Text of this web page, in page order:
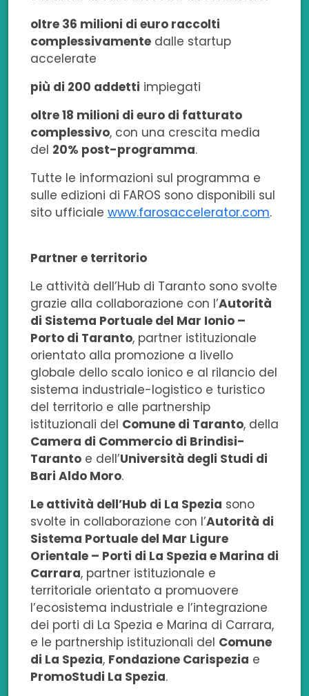
oltre 36 milioni di euro raccolti
complessivamente dalle startup
accelerate
più di 200 addetti impiegati
oltre 18 milioni di euro di fatturato
complessivo, con una crescita media
del 20% post-programma.
Tutte le informazioni sul programma e
sulle edizioni di FAROS sono disponibili sul
sito ufficiale www.farosaccelerator.com.
Partner e territorio
Le attività dell’Hub di Taranto sono svolte
grazie alla collaborazione con l’Autorità
di Sistema Portuale del Mar Ionio –
Porto di Taranto, partner istituzionale
orientato alla promozione a livello
globale dello scalo ionico e al rilancio del
sistema industriale-logistico e turistico
del territorio e alle partnership
istituzionali del Comune di Taranto, della
Camera di Commercio di Brindisi-
Taranto e dell’Università degli Studi di
Bari Aldo Moro.
Le attività dell’Hub di La Spezia sono
svolte in collaborazione con l’Autorità di
Sistema Portuale del Mar Ligure
Orientale – Porti di La Spezia e Marina di
Carrara, partner istituzionale e
territoriale orientato a promuovere
l’ecosistema industriale e l’integrazione
dei porti di La Spezia e Marina di Carrara,
e le partnership istituzionali del Comune
di La Spezia, Fondazione Carispezia e
PromoStudi La Spezia.